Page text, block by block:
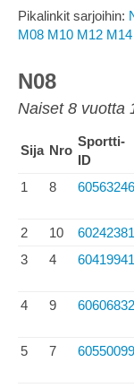
Pikalinkit sarjoihin:
M08 M10 M12 M14
N08
Naiset 8 vuotta
Sija Nro
Sportti-
ID
1 8 60563246
2 10 60242381
3
4 60419941
4 9 60606832
5 7 60550099